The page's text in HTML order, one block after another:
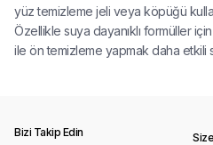
yüz temizleme jeli veya köpüğü
Özellikle suya dayanıklı formüller
ile ön temizleme yapmak daha etkili
Bizi Takip Edin